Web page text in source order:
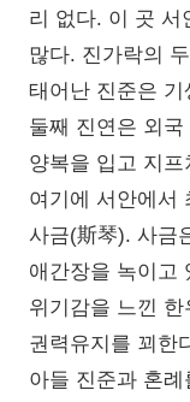
리 없다. 이 곳 서
많다. 진가락의
태어난 진준은
둘째 진연은 외
양복을 입고 지
여기에 서안에서
사금(斯琴). 사금
애간장을 녹이고
위기감을 느낀
권력유지를 꾀한
아들 진준과 혼